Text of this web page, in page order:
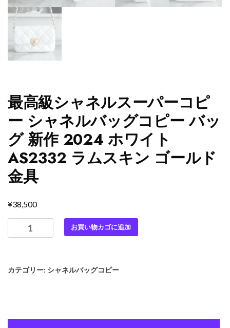
最高級シャネルスーパーコピ
ー シャネルバッグコピー バッ
グ 新作 2024 ホワイト
AS2332 ラムスキン ゴールド
金具
¥38,500
高
ャ
お買い物カゴに追加
カテゴリー: シャネルバッグコピー